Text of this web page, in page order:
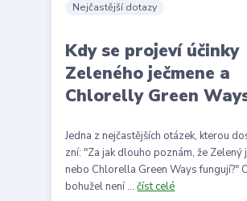
Nejčastější dotazy
Kdy se projeví účinky
Zeleného ječmene a
Chlorelly Green
Jedna z nejčastějších otázek, kterou
zní: "Za jak dlouho poznám, že Zelený
nebo Chlorella Green Ways fungují?"
bohužel není ...číst celé